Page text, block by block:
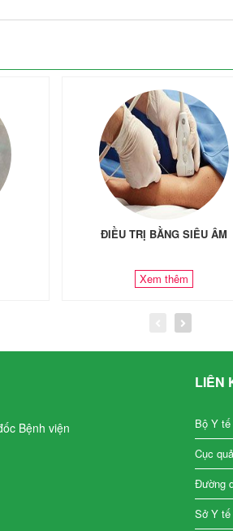
ĐIỀU TRỊ BẰNG SIÊU ÂM
Xem thêm
Bệnh viện
LIÊN
Bộ Y tế
Cục
Đường
Sở Y tế